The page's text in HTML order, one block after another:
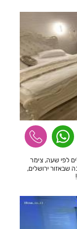
לפי שעה, צימר
שבאזור ירושלים,